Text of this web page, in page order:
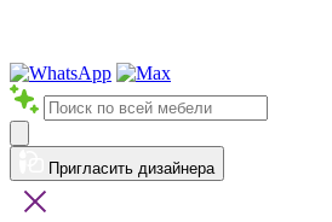
Пригласить дизайнера